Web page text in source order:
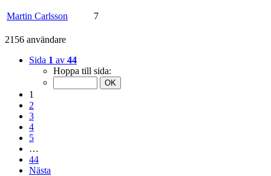
Martin Carlsson 7
2156 användare
Sida 1 av 44
Hoppa till sida:
1
2
3
4
5
…
44
Nästa